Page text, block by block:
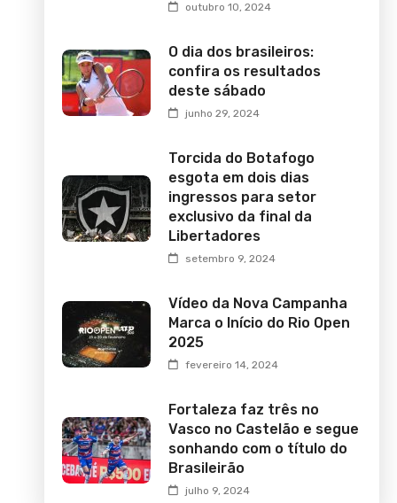
outubro 10, 2024
O dia dos brasileiros:
confira os resultados
deste sábado
junho 29, 2024
Torcida do Botafogo
esgota em dois dias
ingressos para setor
exclusivo da final da
Libertadores
setembro 9, 2024
Vídeo da Nova Campanha
Marca o Início do Rio Open
2025
fevereiro 14, 2024
Fortaleza faz três no
Vasco no Castelão e segue
sonhando com o título do
Brasileirão
julho 9, 2024